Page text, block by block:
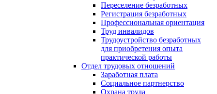
Переселение безработных
Регистрация безработных
Профессиональная ориентация
Труд инвалидов
Трудоустройство безработных
для приобретения опыта
практической работы
Отдел трудовых отношений
Заработная плата
Социальное партнерство
Охрана труда